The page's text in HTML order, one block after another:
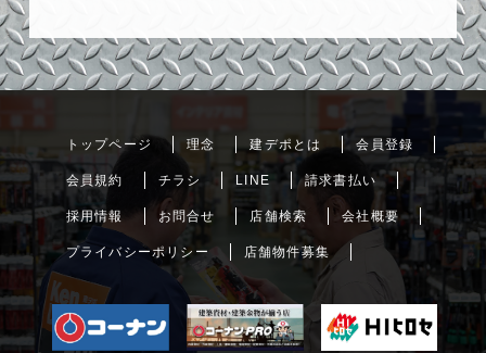
トップページ 理念 建デポとは 会員登録
会員規約 チラシ LINE 請求書払い
採用情報 お問合せ 店舗検索 会社概要
プライバシーポリシー 店舗物件募集